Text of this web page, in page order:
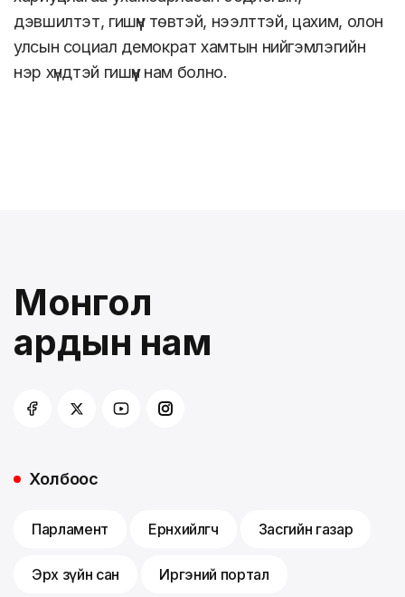
дэвшилтэт, гишүүн төвтэй, нээлттэй, цахим, олон
улсын социал демократ хамтын нийгэмлэгийн
нэр хүндтэй гишүүн нам болно.
Монгол
ардын нам
Холбоос
Парламент Ерөнхийлөгч Засгийн газар
Эрх зүйн сан Иргэний портал